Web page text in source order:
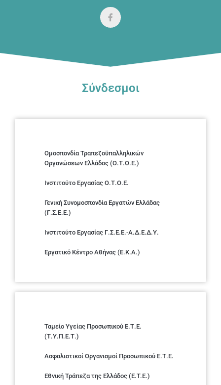
Σύνδεσμοι
Ομοσπονδία Τραπεζοϋπαλληλικών
Οργανώσεων Ελλάδος (Ο.Τ.Ο.Ε.)
Ινστιτούτο Εργασίας Ο.Τ.Ο.Ε.
Γενική Συνομοσπονδία Εργατών Ελλάδας
(Γ.Σ.Ε.Ε.)
Ινστιτούτο Εργασίας Γ.Σ.Ε.Ε.-Α.Δ.Ε.Δ.Υ.
Εργατικό Κέντρο Αθήνας (Ε.Κ.Α.)
Ταμείο Υγείας Προσωπικού Ε.Τ.Ε.
(Τ.Υ.Π.Ε.Τ.)
Ασφαλιστικοί Οργανισμοί Προσωπικού Ε.Τ.Ε.
Εθνική Τράπεζα της Ελλάδος (E.T.E.)